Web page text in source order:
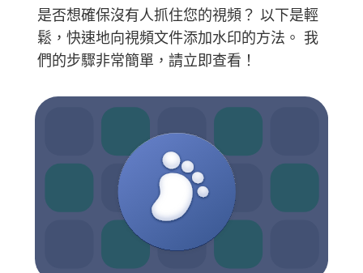
是否想確保沒有人抓住您的視頻？ 以下是輕
鬆，快速地向視頻文件添加水印的方法。 我
們的步驟非常簡單，請立即查看！